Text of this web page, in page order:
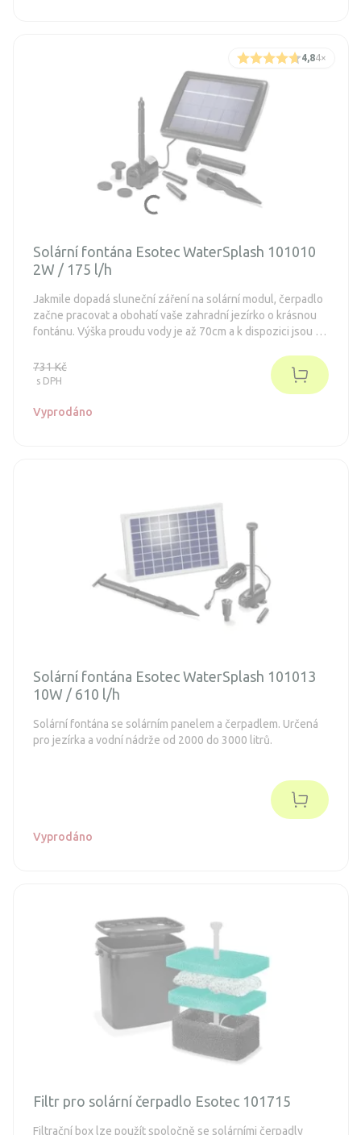
4,84×
Solární fontána Esotec WaterSplash 101010
2W / 175 l/h
Jakmile dopadá sluneční záření na solární modul, čerpadlo
začne pracovat a obohatí vaše zahradní jezírko o krásnou
fontánu. Výška proudu vody je až 70cm a k dispozici jsou 4
fontány. Instalace je jednoduchá a zvládne je opravdu
každý.
731 Kč
s DPH
Vyprodáno
Solární fontána Esotec WaterSplash 101013
10W / 610 l/h
Solární fontána se solárním panelem a čerpadlem. Určená
pro jezírka a vodní nádrže od 2000 do 3000 litrů.
Vyprodáno
Filtr pro solární čerpadlo Esotec 101715
Filtrační box lze použít spoločně se solárními čerpadly